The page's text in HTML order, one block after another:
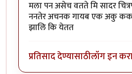
मला पन असेच वतते मि सादर
ननतेर अचनक गायब एक अकु कका
झालि कि येतत
प्रतिसाद देण्यासाठीलॉग इन